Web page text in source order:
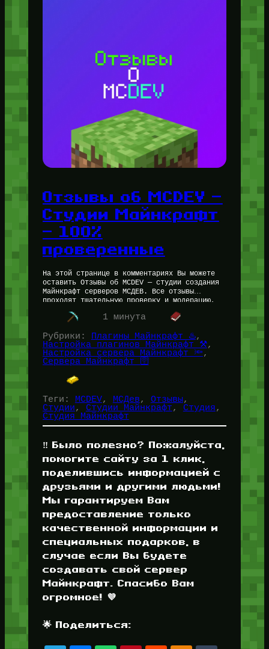
Отзывы об MCDEV —
Студии Майнкрафт
— 100%
проверенные
На этой странице в комментариях Вы можете
оставить Отзывы об MCDEV — студии создания
Майнкрафт серверов МСДЕВ. Все отзывы
проходят тщательную проверку и модерацию,
если у Администрации сайта могут быть…
1 минута
Рубрики: Плагины Майнкрафт ♨️
Настройка плагинов Майнкрафт ⚒️
Настройка сервера Майнкрафт 🔦
Сервера Майнкрафт 🛜
Теги: MCDEV, МСДев, Отзывы
Студии, Студии Майнкрафт, Студия
Студия Майнкрафт
‼️ Было полезно? Пожалуйста,
помогите сайту за 1 клик,
поделившись информацией с
друзьями и другими людьми!
Мы гарантируем Вам
предоставление только
качественной информации и
специальных подарков, в
случае если Вы будете
создавать свой сервер
Майнкрафт. Спасибо Вам
огромное! 💜
🌟 Поделиться: